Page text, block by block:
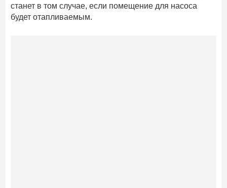
станет в том случае, если помещение для насоса
будет отапливаемым.